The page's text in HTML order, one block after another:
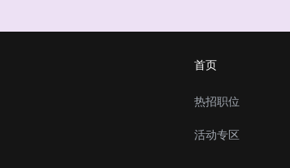
首页
热招职位
活动专区